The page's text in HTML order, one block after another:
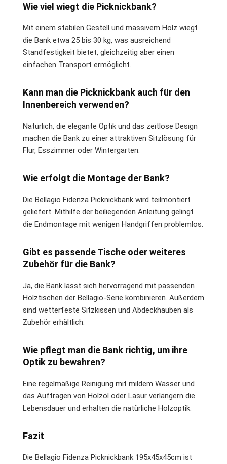
Wie viel wiegt die Picknickbank?
Mit einem stabilen Gestell und massivem Holz wiegt
die Bank etwa 25 bis 30 kg, was ausreichend
Standfestigkeit bietet, gleichzeitig aber einen
einfachen Transport ermöglicht.
Kann man die Picknickbank auch für den
Innenbereich verwenden?
Natürlich, die elegante Optik und das zeitlose Design
machen die Bank zu einer attraktiven Sitzlösung für
Flur, Esszimmer oder Wintergarten.
Wie erfolgt die Montage der Bank?
Die Bellagio Fidenza Picknickbank wird teilmontiert
geliefert. Mithilfe der beiliegenden Anleitung gelingt
die Endmontage mit wenigen Handgriffen problemlos.
Gibt es passende Tische oder weiteres
Zubehör für die Bank?
Ja, die Bank lässt sich hervorragend mit passenden
Holztischen der Bellagio-Serie kombinieren. Außerdem
sind wetterfeste Sitzkissen und Abdeckhauben als
Zubehör erhältlich.
Wie pflegt man die Bank richtig, um ihre
Optik zu bewahren?
Eine regelmäßige Reinigung mit mildem Wasser und
das Auftragen von Holzöl oder Lasur verlängern die
Lebensdauer und erhalten die natürliche Holzoptik.
Fazit
Die Bellagio Fidenza Picknickbank 195x45x45cm ist